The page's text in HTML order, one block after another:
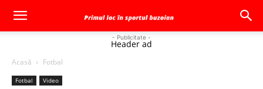
- Publicitate -
Header ad
Acasă Fotbal
Fotbal Video